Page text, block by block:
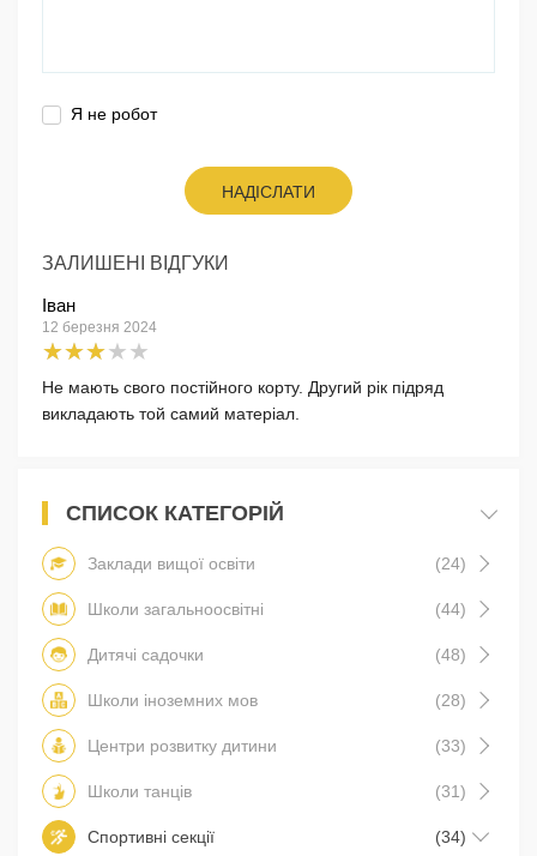
Я не робот
НАДІСЛАТИ
ЗАЛИШЕНІ ВІДГУКИ
Іван
12 березня 2024
Не мають свого постійного корту. Другий рік підряд
викладають той самий матеріал.
СПИСОК КАТЕГОРІЙ
Заклади вищої освіти (24)
Школи загальноосвітні (44)
Дитячі садочки (48)
Школи іноземних мов (28)
Центри розвитку дитини (33)
Школи танців (31)
Спортивні секції (34)